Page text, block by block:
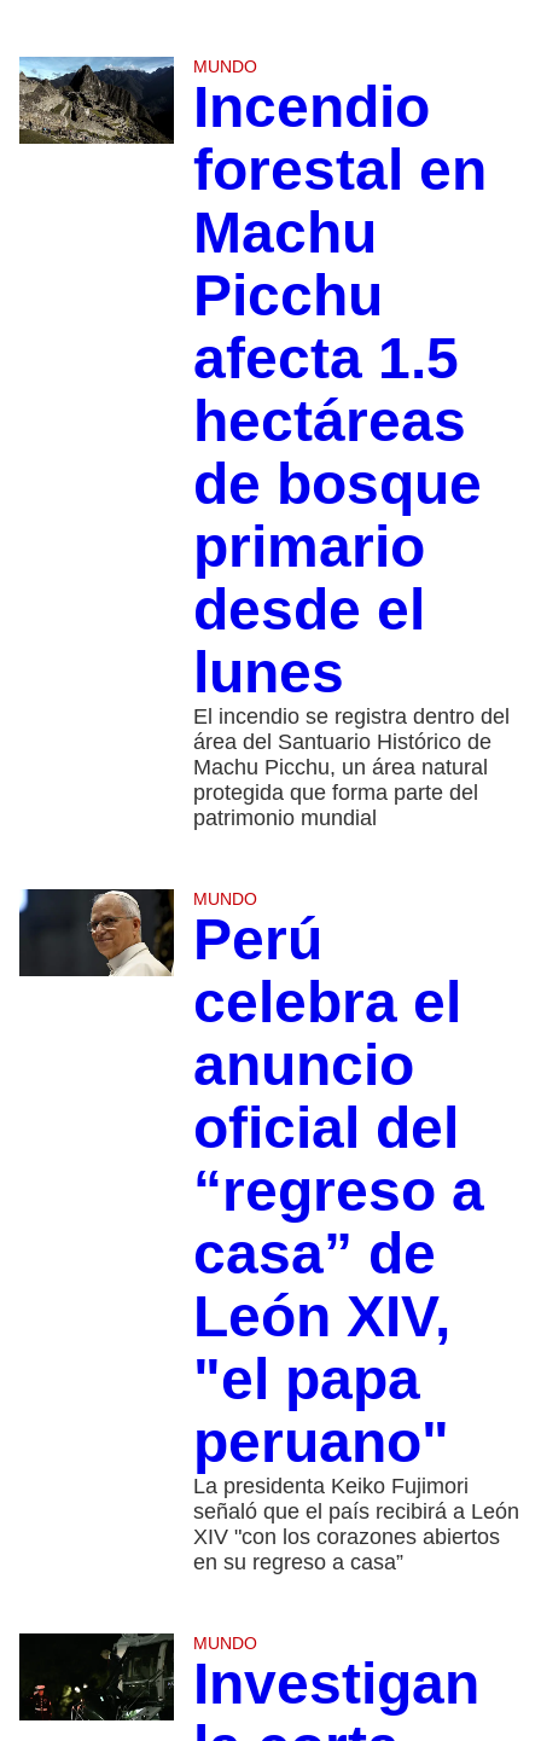
MUNDO
Incendio
forestal en
Machu
Picchu
afecta 1.5
hectáreas
de bosque
primario
desde el
lunes
El incendio se registra dentro del
área del Santuario Histórico de
Machu Picchu, un área natural
protegida que forma parte del
patrimonio mundial
MUNDO
Perú
celebra el
anuncio
oficial del
“regreso a
casa” de
León XIV,
"el papa
peruano"
La presidenta Keiko Fujimori
señaló que el país recibirá a León
XIV "con los corazones abiertos
en su regreso a casa”
MUNDO
Investigan